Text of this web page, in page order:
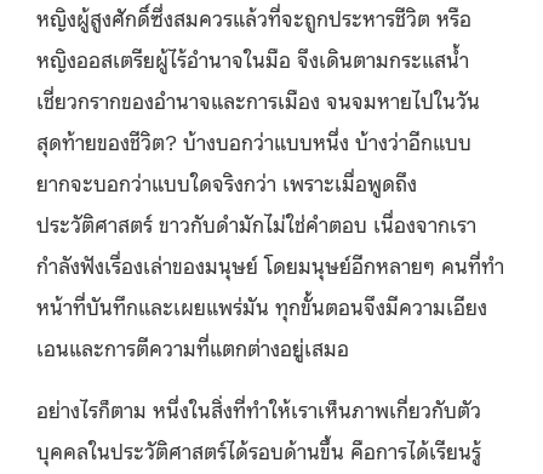
หญิงผู้สูงศักดิ์ซึ่งสมควรแล้วที่จะถูกประหารชีวิต หรือ
หญิงออสเตรียผู้ไร้อำนาจในมือ จึงเดินตามกระแสน้ำ
เชี่ยวกรากของอำนาจและการเมือง จนจมหายไปในวัน
สุดท้ายของชีวิต? บ้างบอกว่าแบบหนึ่ง บ้างว่าอีกแบบ
ยากจะบอกว่าแบบใดจริงกว่า เพราะเมื่อพูดถึง
ประวัติศาสตร์ ขาวกับดำมักไม่ใช่คำตอบ เนื่องจากเรา
กำลังฟังเรื่องเล่าของมนุษย์ โดยมนุษย์อีกหลายๆ คนที่ทำ
หน้าที่บันทึกและเผยแพร่มัน ทุกขั้นตอนจึงมีความเอียง
เอนและการตีความที่แตกต่างอยู่เสมอ
อย่างไรก็ตาม หนึ่งในสิ่งที่ทำให้เราเห็นภาพเกี่ยวกับตัว
บุคคลในประวัติศาสตร์ได้รอบด้านขึ้น คือการได้เรียนรู้